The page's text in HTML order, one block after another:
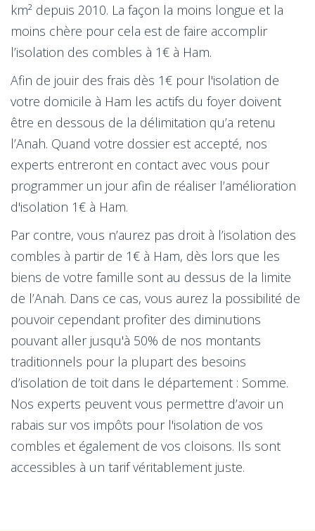
km² depuis 2010. La façon la moins longue et la
moins chère pour cela est de faire accomplir
l’isolation des combles à 1€ à Ham.
Afin de jouir des frais dès 1€ pour l'isolation de
votre domicile à Ham les actifs du foyer doivent
être en dessous de la délimitation qu’a retenu
l’Anah. Quand votre dossier est accepté, nos
experts entreront en contact avec vous pour
programmer un jour afin de réaliser l’amélioration
d'isolation 1€ à Ham.
Par contre, vous n’aurez pas droit à l’isolation des
combles à partir de 1€ à Ham, dès lors que les
biens de votre famille sont au dessus de la limite
de l’Anah. Dans ce cas, vous aurez la possibilité de
pouvoir cependant profiter des diminutions
pouvant aller jusqu'à 50% de nos montants
traditionnels pour la plupart des besoins
d’isolation de toit dans le département : Somme.
Nos experts peuvent vous permettre d’avoir un
rabais sur vos impôts pour l'isolation de vos
combles et également de vos cloisons. Ils sont
accessibles à un tarif véritablement juste.